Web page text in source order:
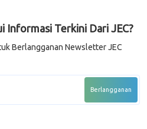
Informasi Terkini Dari JEC?
Berlangganan Newsletter JEC